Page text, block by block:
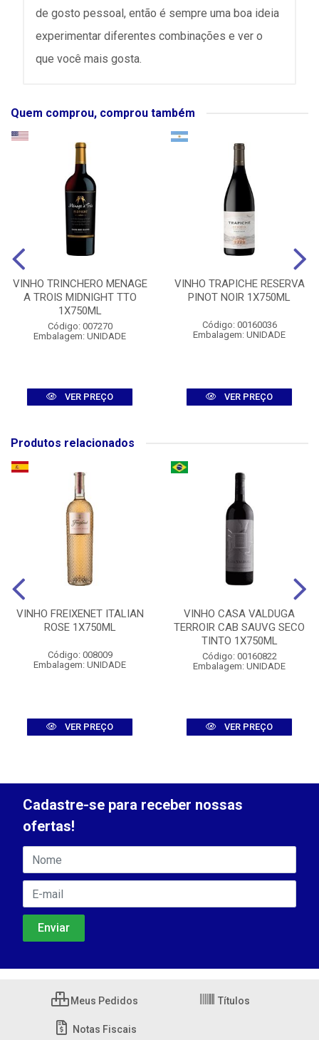
de gosto pessoal, então é sempre uma boa ideia
experimentar diferentes combinações e ver o
que você mais gosta.
Quem comprou, comprou também
VINHO TRINCHERO MENAGE
A TROIS MIDNIGHT TTO
1X750ML
Código: 007270
Embalagem: UNIDADE
VER PREÇO
VINHO TRAPICHE RESERVA
PINOT NOIR 1X750ML
Código: 00160036
Embalagem: UNIDADE
VER PREÇO
Produtos relacionados
VINHO FREIXENET ITALIAN
ROSE 1X750ML
Código: 008009
Embalagem: UNIDADE
VER PREÇO
VINHO CASA VALDUGA
TERROIR CAB SAUVG SECO
TINTO 1X750ML
Código: 00160822
Embalagem: UNIDADE
VER PREÇO
Cadastre-se para receber nossas
ofertas!
Meus Pedidos Títulos
Notas Fiscais